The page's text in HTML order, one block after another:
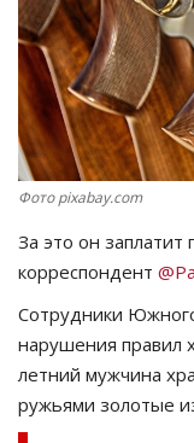
СПОРТ
Чек-лист
РАЗВЛЕЧЕНИЯ
Курултай
Язык
Фото pixabay.com
За это он
корреспондент
Сотрудники
нарушения правил
летний мужчина
ружьями золотые